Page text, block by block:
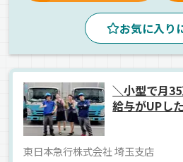
バックアイモニター装備
1人1
カスタム・デコOK
ETC搭載
エアサス
中距離 地場 雑貨
正社員
お気に入り
＼小型で月
給与がUPし
東日本急行株式会社 埼玉支店